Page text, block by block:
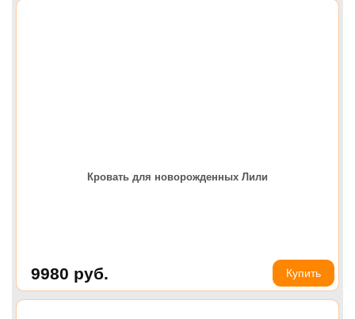
Кровать для новорожденных Лили
9980 руб. Купить